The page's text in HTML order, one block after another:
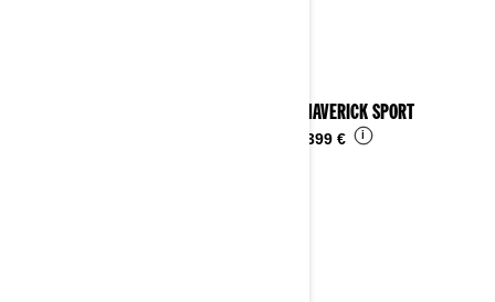
2025 MAVERICK SPORT
24.399 € i